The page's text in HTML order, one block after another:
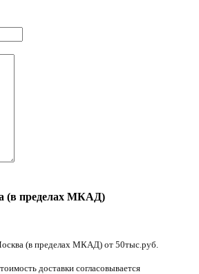
(в пределах МКАД)
(в пределах МКАД) от 50тыс.руб.
доставки согласовывается